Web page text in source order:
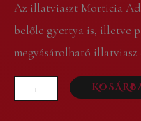
Az illatviaszt Morticia
belőle gyertya is, illetve
megvásárolható illatviasz